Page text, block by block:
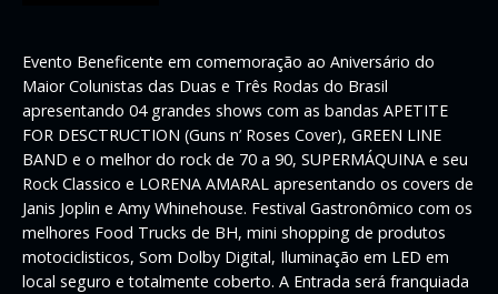
Evento Beneficente em comemoração ao Aniversário do
Maior Colunistas das Duas e Três Rodas do Brasil
apresentando 04 grandes shows com as bandas APETITE
FOR DESCTRUCTION (Guns n’ Roses Cover), GREEN LINE
BAND e o melhor do rock de 70 a 90, SUPERMÁQUINA e seu
Rock Classico e LORENA AMARAL apresentando os covers de
Janis Joplin e Amy Whinehouse. Festival Gastronômico com os
melhores Food Trucks de BH, mini shopping de produtos
motociclisticos, Som Dolby Digital, Iluminação em LED em
local seguro e totalmente coberto. A Entrada será franquiada